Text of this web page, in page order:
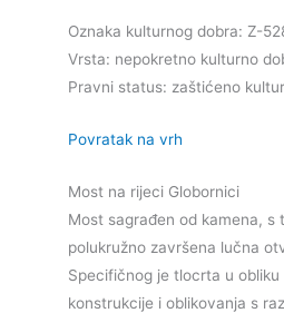
Oznaka kulturnog dobra: Z-
Vrsta: nepokretno kulturno
Pravni status: zaštićeno
Povratak na vrh
Most na rijeci Globornici
Most sagrađen od kamena, s
polukružno završena lučna
Specifičnog je tlocrta u obliku
konstrukcije i oblikovanja s